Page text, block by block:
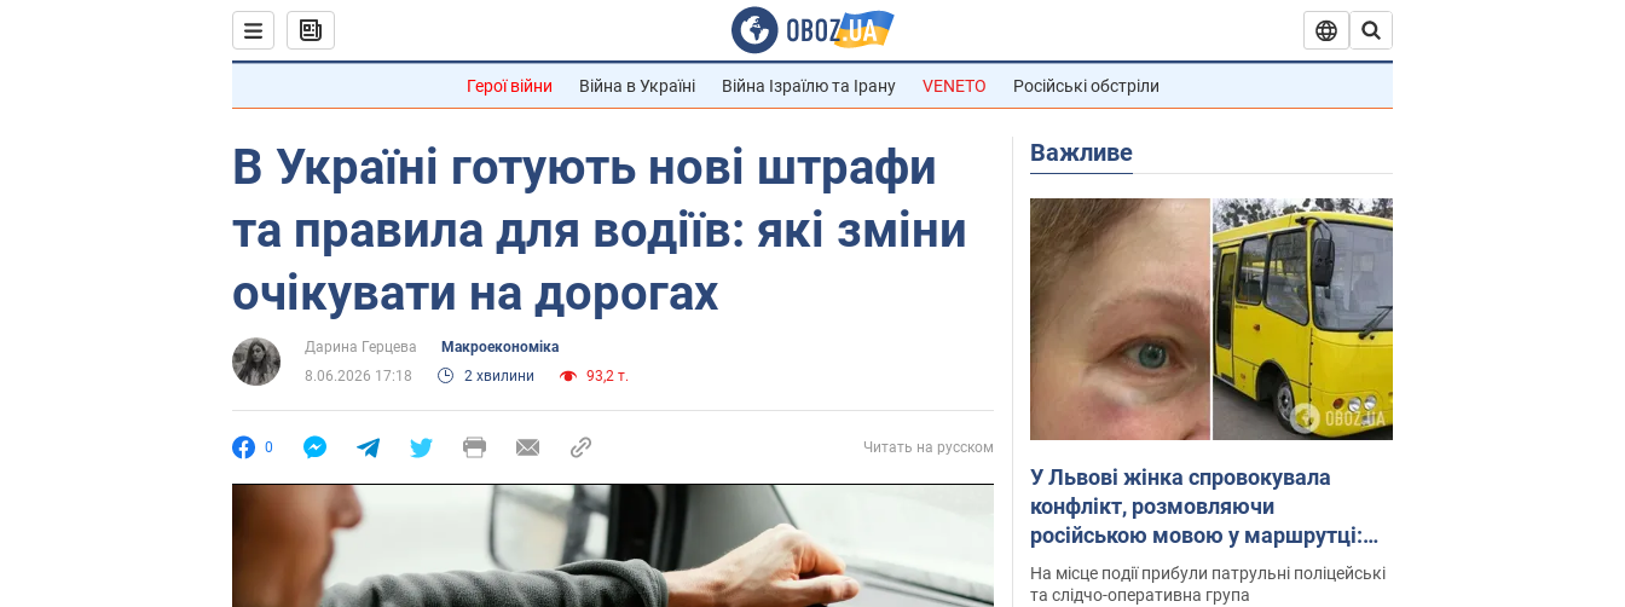
Герої війни Війна в Україні Війна Ізраїлю та Ірану VENETO Російські обстріли
В Україні готують нові штрафи
та правила для водіїв: які зміни
очікувати на дорогах
Дарина Герцева
Mакроекономіка
8.06.2026 17:18
2 хвилини 93,2 т.
0 Читать на русском
Важливе
У Львові жінка спровокувала
конфлікт, розмовляючи
російською мовою у маршрутці:
поліція склала адмінпротокол.
Відео
На місце події прибули патрульні поліцейські
та слідчо-оперативна група